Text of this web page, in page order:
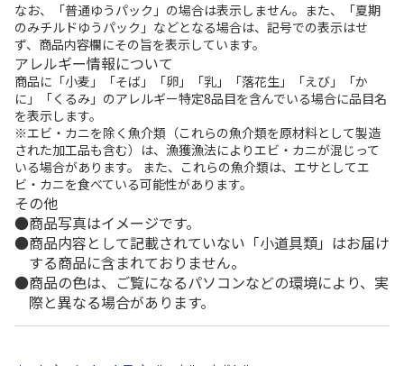
なお、「普通ゆうパック」の場合は表示しません。また、「夏期
のみチルドゆうパック」などとなる場合は、記号での表示はせ
ず、商品内容欄にその旨を表示しています。
アレルギー情報について
商品に「小麦」「そば」「卵」「乳」「落花生」「えび」「か
に」「くるみ」のアレルギー特定8品目を含んでいる場合に品目名
を表示します。
※エビ・カニを除く魚介類（これらの魚介類を原材料として製造
された加工品も含む）は、漁獲漁法によりエビ・カニが混じって
いる場合があります。 また、これらの魚介類は、エサとしてエ
ビ・カニを食べている可能性があります。
その他
商品写真はイメージです。
商品内容として記載されていない「小道具類」はお届け
する商品に含まれておりません。
商品の色は、ご覧になるパソコンなどの環境により、実
際と異なる場合があります。